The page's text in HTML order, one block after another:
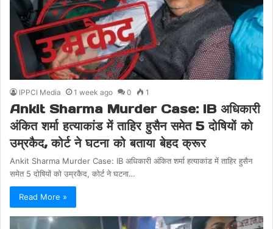
IPPCI Media 1 week ago 0 1
Ankit Sharma Murder Case: IB अधिकारी
अंकित शर्मा हत्याकांड में ताहिर हुसैन समेत 5 दोषियों को
उम्रकैद, कोर्ट ने घटना को बताया बेहद क्रूर
Ankit Sharma Murder Case: IB अधिकारी अंकित शर्मा हत्याकांड में ताहिर हुसैन
समेत 5 दोषियों को उम्रकैद, कोर्ट ने घटना…
Read More »